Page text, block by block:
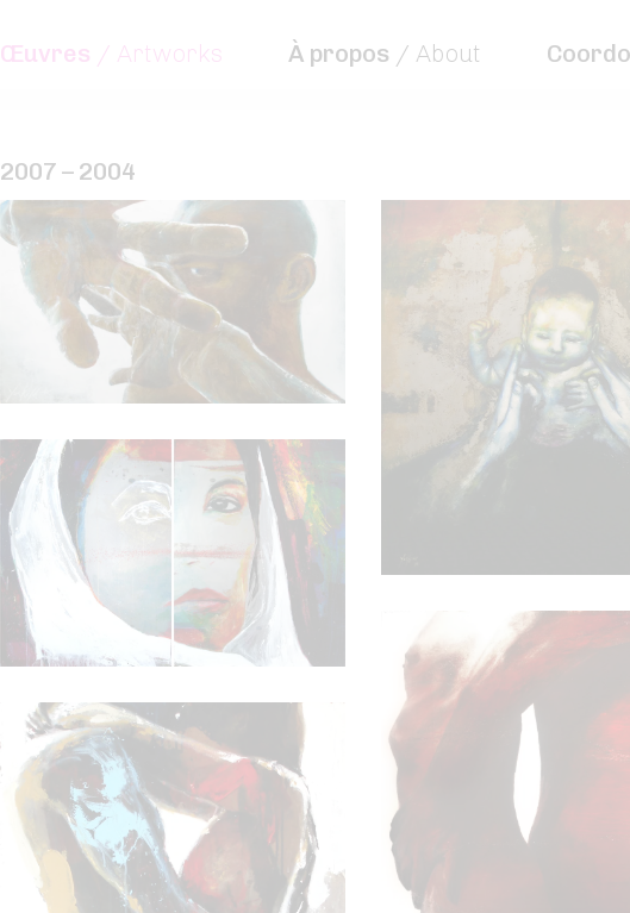
Œuvres / Artworks À propos / About
2007 – 2004